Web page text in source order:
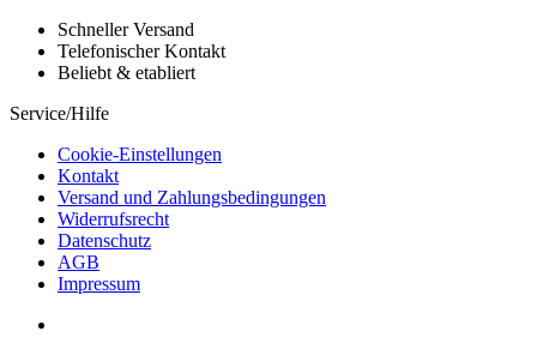
Schneller Versand
Telefonischer Kontakt
Beliebt & etabliert
Service/Hilfe
Cookie-Einstellungen
Kontakt
Versand und Zahlungsbedingungen
Widerrufsrecht
Datenschutz
AGB
Impressum